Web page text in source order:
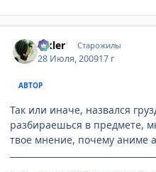
Elkler Старожилы
28 Июля, 200917 г
АВТОР
Так или иначе, назвался
разбираешься в предмете,
твое мнение, почему аниме